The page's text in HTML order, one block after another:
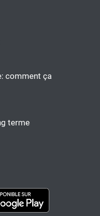
comment ça
terme